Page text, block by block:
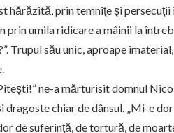
hărăzită, prin temniţe şi
prin umila ridicare a mâinii la
Trupul său unic, aproape
ne-a mărturisit domnul
chiar de dânsul. „Mi-e
de suferinţă, de tortură, de